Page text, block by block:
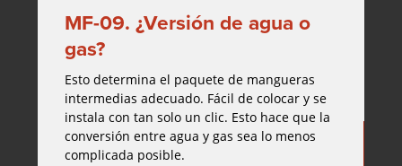
MF-09. ¿Versión de agua o
gas?
Esto determina el paquete de mangueras
intermedias adecuado. Fácil de colocar y se
instala con tan solo un clic. Esto hace que la
conversión entre agua y gas sea lo menos
complicada posible.